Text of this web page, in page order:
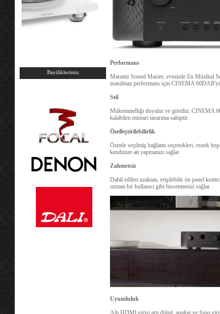
Bayiliklerimiz
Performans
Marantz Sound Master, evinizde En Müzikal
inanılmaz performans için CINEMA
Stil
Mükemmelliği duyulur ve görülür. CINEMA
kalabilen mimari tasarıma sahiptir.
Özelleştirilebilirlik
Özenle seçilmiş bağlantı seçenekleri, esnek
kendinize ait yapmanızı sağlar.
Zahmetsiz
Dahil edilen uzaktan, erişilebilir ön panel
uzman bir kullanıcı gibi hissetmenizi sağlar.
Uyumluluk
Altı HDMI girişi artı dijital, analog ve fono